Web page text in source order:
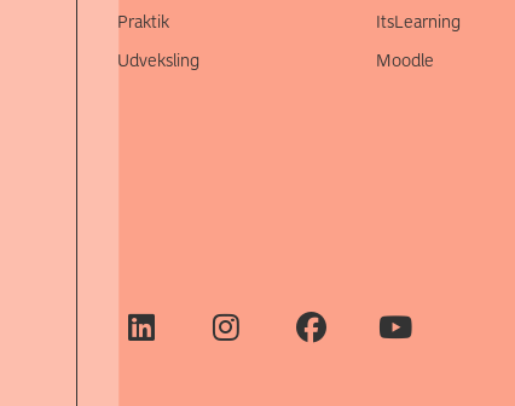
Praktik
Udveksling
ItsLearning
Moodle